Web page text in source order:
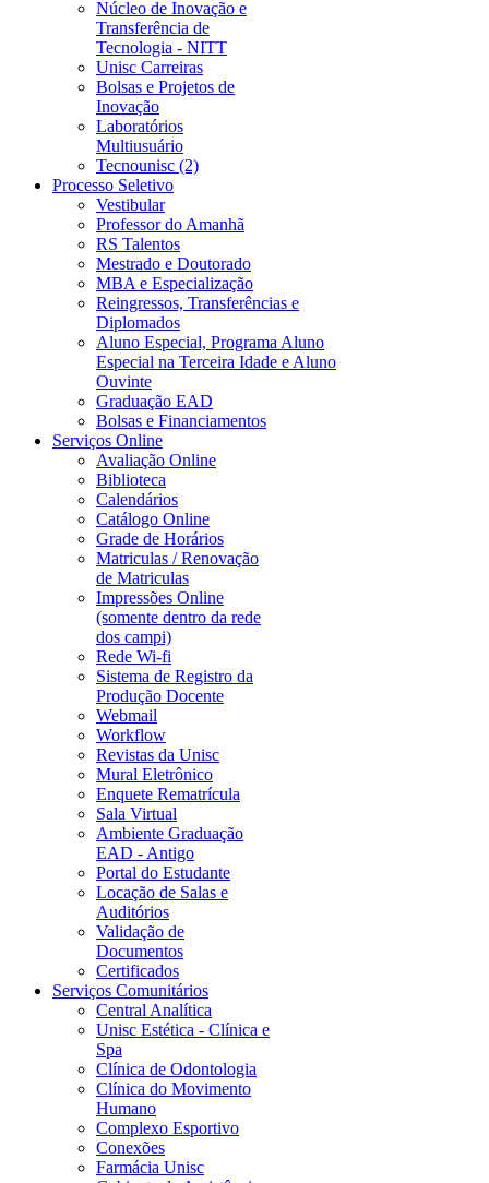
Núcleo de Inovação e
Transferência de
Tecnologia - NITT
Unisc Carreiras
Bolsas e Projetos de
Inovação
Laboratórios
Multiusuário
Tecnounisc (2)
Processo Seletivo
Vestibular
Professor do Amanhã
RS Talentos
Mestrado e Doutorado
MBA e Especialização
Reingressos, Transferências e
Diplomados
Aluno Especial, Programa Aluno
Especial na Terceira Idade e Aluno
Ouvinte
Graduação EAD
Bolsas e Financiamentos
Serviços Online
Avaliação Online
Biblioteca
Calendários
Catálogo Online
Grade de Horários
Matriculas / Renovação
de Matriculas
Impressões Online
(somente dentro da rede
dos campi)
Rede Wi-fi
Sistema de Registro da
Produção Docente
Webmail
Workflow
Revistas da Unisc
Mural Eletrônico
Enquete Rematrícula
Sala Virtual
Ambiente Graduação
EAD - Antigo
Portal do Estudante
Locação de Salas e
Auditórios
Validação de
Documentos
Certificados
Serviços Comunitários
Central Analítica
Unisc Estética - Clínica e
Spa
Clínica de Odontologia
Clínica do Movimento
Humano
Complexo Esportivo
Conexões
Farmácia Unisc